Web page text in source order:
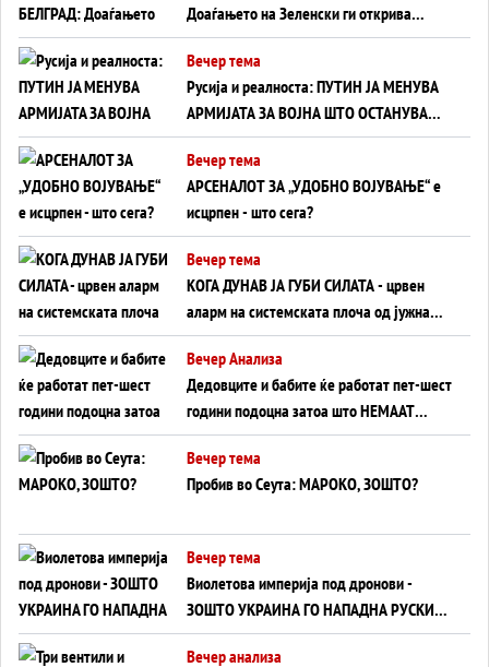
Доаѓањето на Зеленски ги открива
тајните на политиката на балансирање
на Вучиќ
Вечер тема
Русија и реалноста: ПУТИН ЈА МЕНУВА
АРМИЈАТА ЗА ВОЈНА ШТО ОСТАНУВА
БЕЗ ФРОНТ
Вечер тема
АРСЕНАЛОТ ЗА „УДОБНО ВОЈУВАЊЕ“ е
исцрпен - што сега?
Вечер тема
КОГА ДУНАВ ЈА ГУБИ СИЛАТА - црвен
аларм на системската плоча од јужна
Германија до Црното Море...
Вечер Анализа
Дедовците и бабите ќе работат пет-шест
години подоцна затоа што НЕМААТ
ВНУЦИ ДА ГИ ЗАМЕНАТ
Вечер тема
Пробив во Сеута: МАРОКО, ЗОШТО?
Вечер тема
Виолетова империја под дронови -
ЗОШТО УКРАИНА ГО НАПАДНА РУСКИОТ
WILDBERRIES
Вечер анализа